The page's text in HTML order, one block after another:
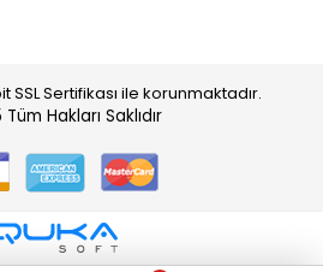
SSL Sertifikası ile korunmaktadır.
Tüm Hakları Saklıdır